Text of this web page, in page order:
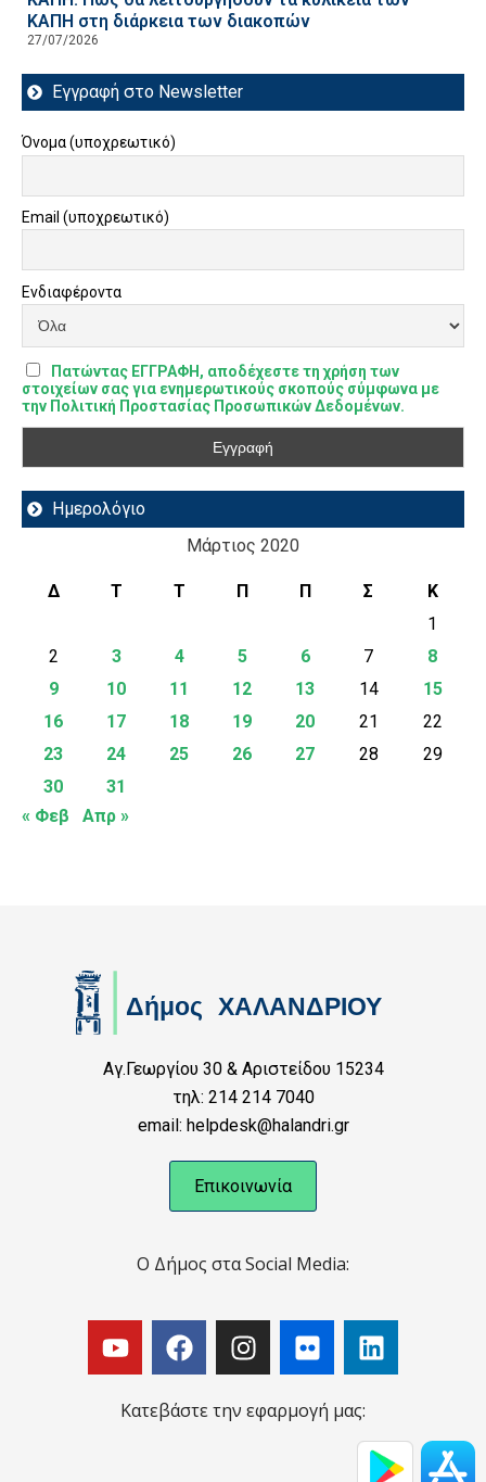
ΚΑΠΗ στη διάρκεια των διακοπών
27/07/2026
Εγγραφή στο Newsletter
Όνομα (υποχρεωτικό)
Email (υποχρεωτικό)
Ενδιαφέροντα
Πατώντας ΕΓΓΡΑΦΗ, αποδέχεστε τη χρήση των
στοιχείων σας για ενημερωτικούς σκοπούς σύμφωνα με
την Πολιτική Προστασίας Προσωπικών Δεδομένων.
Ημερολόγιο
Μάρτιος 2020
Δ Τ Τ Π Π Σ
Κ
1
2
3 4 5 6 7
8
9
10 11 12 13 14
15
16
17 18 19 20 21
22
23
24 25 26 27 28
29
30
31
« Φεβ
Απρ »
Αγ.Γεωργίου 30 & Αριστείδου 15234
τηλ: 214 214 7040
email: helpdesk@halandri.gr
Επικοινωνία
Ο Δήμος στα Social Media:
Κατεβάστε την εφαρμογή μας: